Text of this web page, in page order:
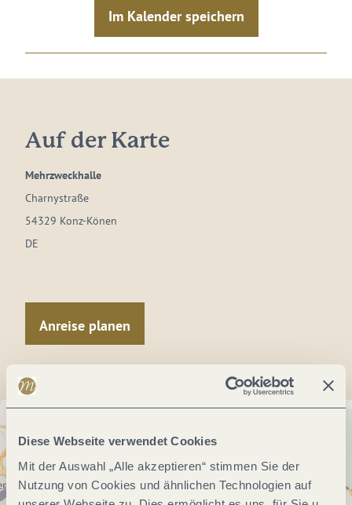
Diese Webseite verwendet Cookies
Mit der Auswahl „Alle akzeptieren“ stimmen Sie der
Nutzung von Cookies und ähnlichen Technologien auf
Im Kalender speichern
Auf der Karte
Mehrzweckhalle
Charnystraße
54329 Konz-Könen
DE
Anreise planen